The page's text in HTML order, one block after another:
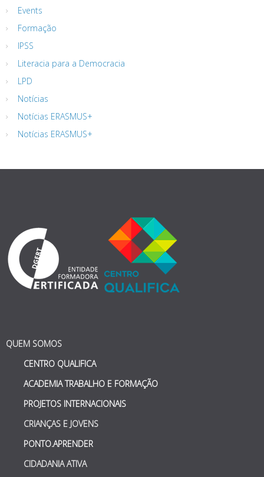
Events
Formação
IPSS
Literacia para a Democracia
LPD
Notícias
Notícias ERASMUS+
Notícias ERASMUS+
QUEM SOMOS
CENTRO QUALIFICA
ACADEMIA TRABALHO E FORMAÇÃO
PROJETOS INTERNACIONAIS
CRIANÇAS E JOVENS
PONTO.APRENDER
CIDADANIA ATIVA